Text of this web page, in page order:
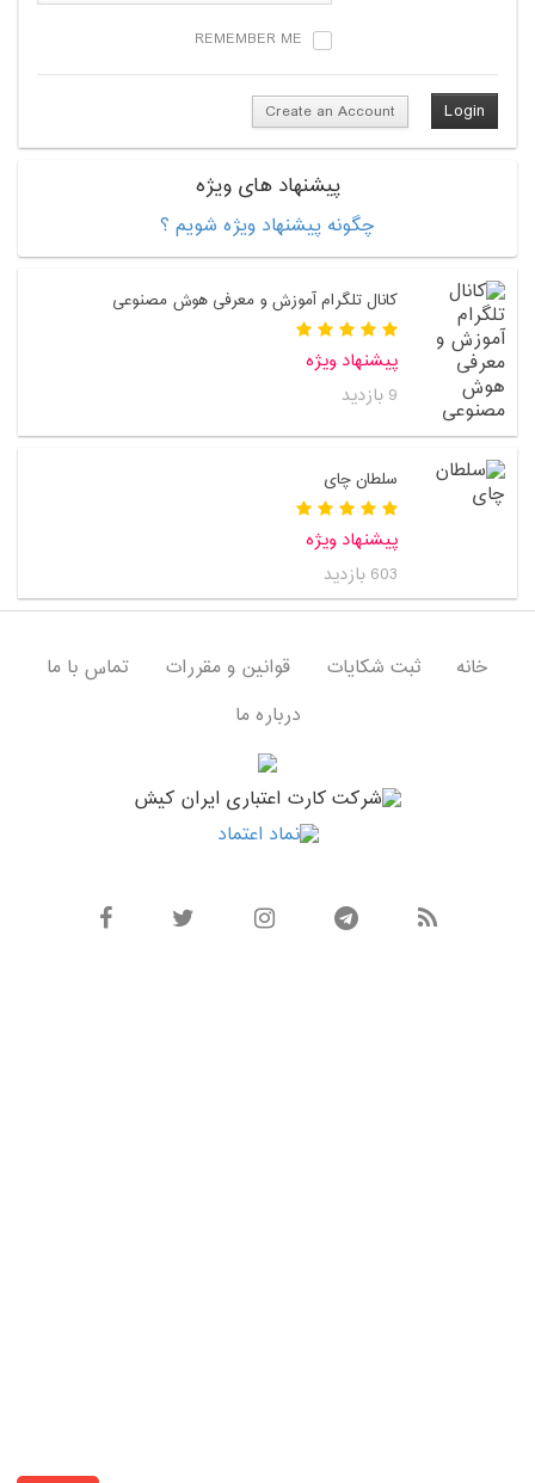
REMEMBER ME
Create an Account
پیشنهاد های ویژه
چگونه پیشنهاد ویژه شویم ؟
کانال تلگرام آموزش و معرفی هوش مصنوعی
پیشنهاد ویژه
9 بازدید
سلطان چای
پیشنهاد ویژه
603 بازدید
خانه ثبت شکایات قوانین و مقررات
تماس با ما
درباره ما